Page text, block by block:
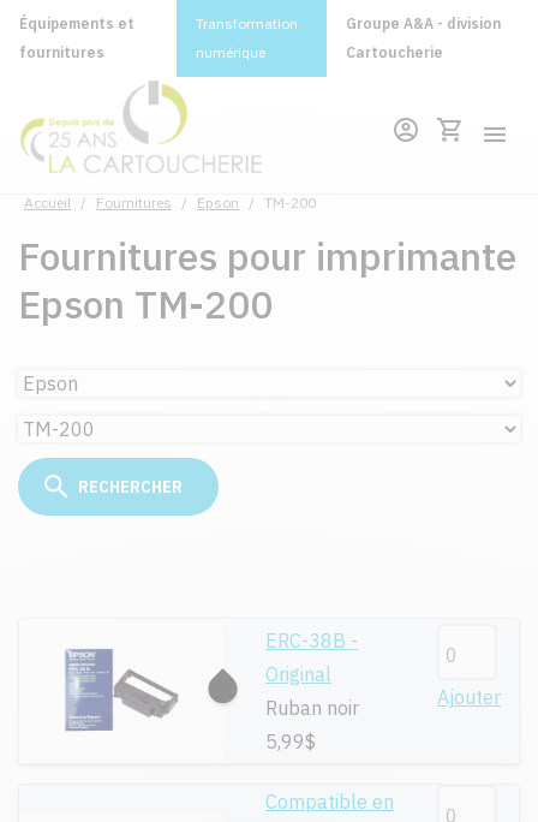
Équipements et
fournitures
Transformation
numérique
Groupe A&A - division
Cartoucherie
Accueil / Fournitures / Epson / TM-200
Fournitures pour imprimante
Epson TM-200
ERC-38B -
Original
Ruban noir
5,99$
Ajouter
Compatible en